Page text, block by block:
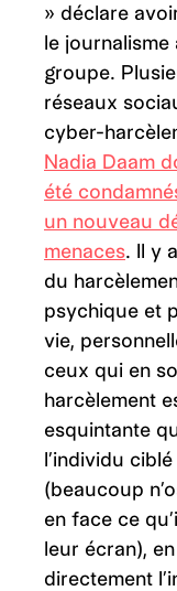
» déclare
le
groupe.
réseaux
cyber-
Nadia Daam
été
un nouveau
menaces. Il y
du
psychique et
vie,
ceux qui en
harcèlement
esquintante
l’individu
(beaucoup
en face ce
leur écran),
directement